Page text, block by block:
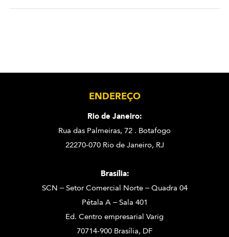
ENDEREÇO
Rio de Janeiro:
Rua das Palmeiras, 72 . Botafogo
22270-070 Rio de Janeiro, RJ
Brasília:
SCN – Setor Comercial Norte – Quadra 04
Pétala A – Sala 401
Ed. Centro empresarial Varig
70714-900 Brasília, DF